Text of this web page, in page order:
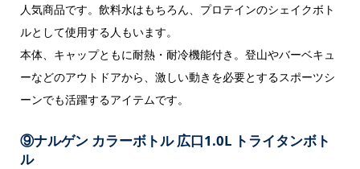
人気商品です。飲料水はもちろん、プロテインのシェイクボト
ルとして使用する人もいます。
本体、キャップともに耐熱・耐冷機能付き。登山やバーベキュ
ーなどのアウトドアから、激しい動きを必要とするスポーツシ
ーンでも活躍するアイテムです。
⑨ナルゲン カラーボトル 広口1.0L トライタンボト
ル